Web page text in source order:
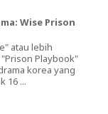
Wise Prison
atau lebih
Playbook"
korea yang
16 ...